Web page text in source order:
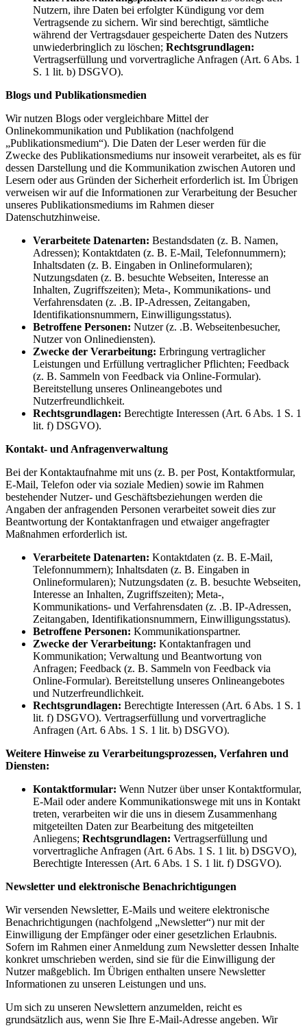
Nutzern, ihre Daten bei erfolgter Kündigung vor dem
Vertragsende zu sichern. Wir sind berechtigt, sämtliche
während der Vertragsdauer gespeicherte Daten des Nutzers
unwiederbringlich zu löschen; Rechtsgrundlagen:
Vertragserfüllung und vorvertragliche Anfragen (Art. 6 Abs. 1
S. 1 lit. b) DSGVO).
Blogs und Publikationsmedien
Wir nutzen Blogs oder vergleichbare Mittel der
Onlinekommunikation und Publikation (nachfolgend
„Publikationsmedium“). Die Daten der Leser werden für die
Zwecke des Publikationsmediums nur insoweit verarbeitet, als es für
dessen Darstellung und die Kommunikation zwischen Autoren und
Lesern oder aus Gründen der Sicherheit erforderlich ist. Im Übrigen
verweisen wir auf die Informationen zur Verarbeitung der Besucher
unseres Publikationsmediums im Rahmen dieser
Datenschutzhinweise.
Verarbeitete Datenarten: Bestandsdaten (z. B. Namen,
Adressen); Kontaktdaten (z. B. E-Mail, Telefonnummern);
Inhaltsdaten (z. B. Eingaben in Onlineformularen);
Nutzungsdaten (z. B. besuchte Webseiten, Interesse an
Inhalten, Zugriffszeiten); Meta-, Kommunikations- und
Verfahrensdaten (z. .B. IP-Adressen, Zeitangaben,
Identifikationsnummern, Einwilligungsstatus).
Betroffene Personen: Nutzer (z. .B. Webseitenbesucher,
Nutzer von Onlinediensten).
Zwecke der Verarbeitung: Erbringung vertraglicher
Leistungen und Erfüllung vertraglicher Pflichten; Feedback
(z. B. Sammeln von Feedback via Online-Formular).
Bereitstellung unseres Onlineangebotes und
Nutzerfreundlichkeit.
Rechtsgrundlagen: Berechtigte Interessen (Art. 6 Abs. 1 S. 1
lit. f) DSGVO).
Kontakt- und Anfragenverwaltung
Bei der Kontaktaufnahme mit uns (z. B. per Post, Kontaktformular,
E-Mail, Telefon oder via soziale Medien) sowie im Rahmen
bestehender Nutzer- und Geschäftsbeziehungen werden die
Angaben der anfragenden Personen verarbeitet soweit dies zur
Beantwortung der Kontaktanfragen und etwaiger angefragter
Maßnahmen erforderlich ist.
Verarbeitete Datenarten: Kontaktdaten (z. B. E-Mail,
Telefonnummern); Inhaltsdaten (z. B. Eingaben in
Onlineformularen); Nutzungsdaten (z. B. besuchte Webseiten,
Interesse an Inhalten, Zugriffszeiten); Meta-,
Kommunikations- und Verfahrensdaten (z. .B. IP-Adressen,
Zeitangaben, Identifikationsnummern, Einwilligungsstatus).
Betroffene Personen: Kommunikationspartner.
Zwecke der Verarbeitung: Kontaktanfragen und
Kommunikation; Verwaltung und Beantwortung von
Anfragen; Feedback (z. B. Sammeln von Feedback via
Online-Formular). Bereitstellung unseres Onlineangebotes
und Nutzerfreundlichkeit.
Rechtsgrundlagen: Berechtigte Interessen (Art. 6 Abs. 1 S. 1
lit. f) DSGVO). Vertragserfüllung und vorvertragliche
Anfragen (Art. 6 Abs. 1 S. 1 lit. b) DSGVO).
Weitere Hinweise zu Verarbeitungsprozessen, Verfahren und
Diensten:
Kontaktformular: Wenn Nutzer über unser Kontaktformular,
E-Mail oder andere Kommunikationswege mit uns in Kontakt
treten, verarbeiten wir die uns in diesem Zusammenhang
mitgeteilten Daten zur Bearbeitung des mitgeteilten
Anliegens; Rechtsgrundlagen: Vertragserfüllung und
vorvertragliche Anfragen (Art. 6 Abs. 1 S. 1 lit. b) DSGVO),
Berechtigte Interessen (Art. 6 Abs. 1 S. 1 lit. f) DSGVO).
Newsletter und elektronische Benachrichtigungen
Wir versenden Newsletter, E-Mails und weitere elektronische
Benachrichtigungen (nachfolgend „Newsletter“) nur mit der
Einwilligung der Empfänger oder einer gesetzlichen Erlaubnis.
Sofern im Rahmen einer Anmeldung zum Newsletter dessen Inhalte
konkret umschrieben werden, sind sie für die Einwilligung der
Nutzer maßgeblich. Im Übrigen enthalten unsere Newsletter
Informationen zu unseren Leistungen und uns.
Um sich zu unseren Newslettern anzumelden, reicht es
grundsätzlich aus, wenn Sie Ihre E-Mail-Adresse angeben. Wir